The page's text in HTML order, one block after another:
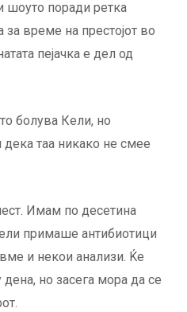
шоуто поради ретка
за време на престојот во
пејачка е дел од
болува Кели, но
дека таа никако не смее
Имам по десетина
примаше антибиотици
и некои анализи. Ќе
но засега мора да се